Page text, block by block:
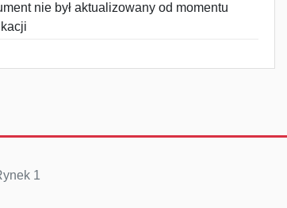
nie był aktualizowany od momentu
1